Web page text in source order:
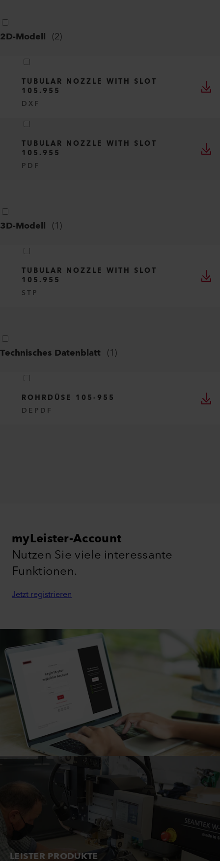
2D-Modell (2)
TUBULAR NOZZLE WITH SLOT
105.955
DXF
TUBULAR NOZZLE WITH SLOT
105.955
PDF
3D-Modell (1)
TUBULAR NOZZLE WITH SLOT
105.955
STP
Technisches Datenblatt (1)
ROHRDÜSE 105-955
DE PDF
myLeister-Account
Nutzen Sie viele interessante
Funktionen.
Jetzt registrieren
LEISTER PRODUKTE